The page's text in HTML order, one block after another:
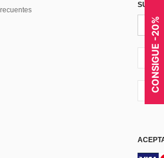
AR +
AR +
CONSIGUE -20%